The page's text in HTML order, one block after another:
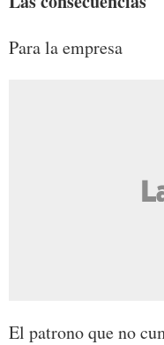
Para la empresa
El patrono que no